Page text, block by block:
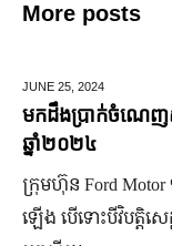
More posts
សុទ្ធរបស់ក្រុមហ៊ុន
ទទួលប្រាក់ចំណេញសរុប
េដ្ឋកិច្ចពិភពលោកមិនទា